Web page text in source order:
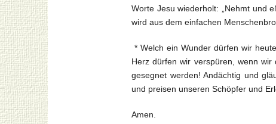
Worte Jesu wiederholt: „Nehmt und
wird aus dem einfachen
* Welch ein Wunder dürfen wir
Herz dürfen wir verspüren, wenn
gesegnet werden! Andächtig und
und preisen unseren Schöpfer und
Amen.